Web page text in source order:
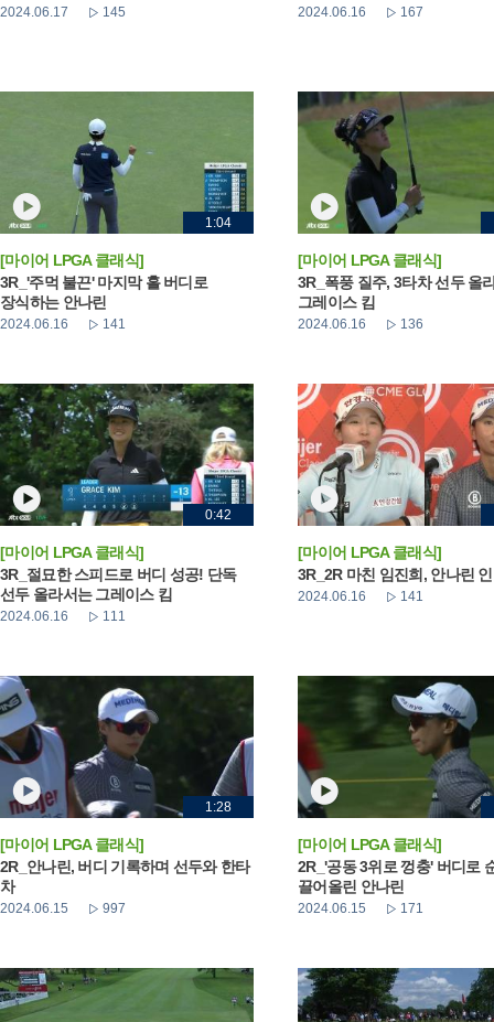
2024.06.17 145 2024.06.16 167
1:04
[마이어 LPGA 클래식]
3R_'주먹 불끈' 마지막 홀 버디로
장식하는 안나린
2024.06.16 141
[마이어 LPGA 클래식]
3R_폭풍 질주, 3타차 선두 올
그레이스 킴
2024.06.16 136
0:42
[마이어 LPGA 클래식]
3R_절묘한 스피드로 버디 성공! 단독
선두 올라서는 그레이스 킴
2024.06.16 111
[마이어 LPGA 클래식]
3R_2R 마친 임진희, 안나린
2024.06.16 141
1:28
[마이어 LPGA 클래식]
2R_안나린, 버디 기록하며 선두와 한타
차
2024.06.15 997
[마이어 LPGA 클래식]
2R_'공동 3위로 껑충' 버디로
끌어올린 안나린
2024.06.15 171